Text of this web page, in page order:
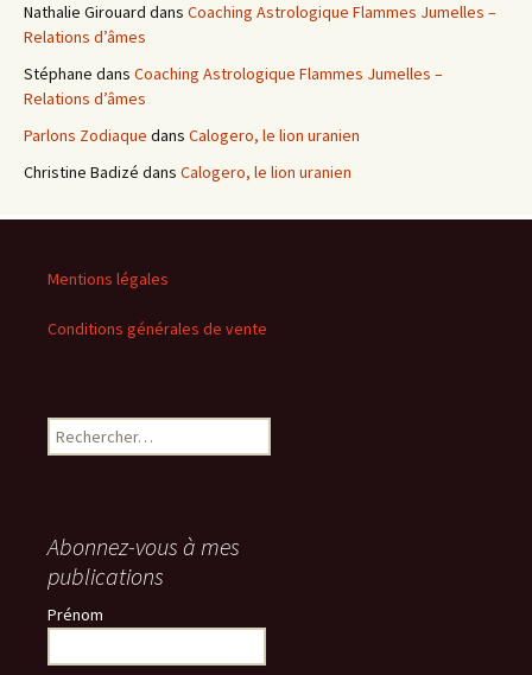
Nathalie Girouard dans Coaching Astrologique Flammes Jumelles –
Relations d’âmes
Stéphane dans Coaching Astrologique Flammes Jumelles –
Relations d’âmes
Parlons Zodiaque dans Calogero, le lion uranien
Christine Badizé dans Calogero, le lion uranien
Mentions légales
Conditions générales de vente
Rechercher :
Abonnez-vous à mes
publications
Prénom